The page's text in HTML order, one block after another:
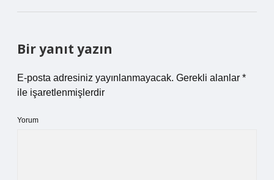
Bir yanıt yazın
E-posta adresiniz yayınlanmayacak. Gerekli alanlar *
ile işaretlenmişlerdir
Yorum